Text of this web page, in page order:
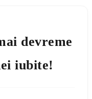
devreme
iubite!